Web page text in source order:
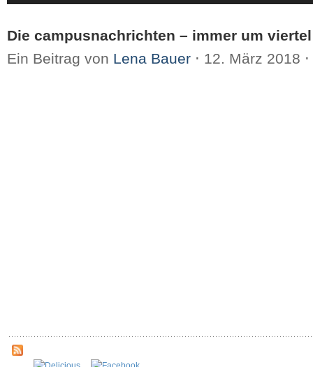
Die campusnachrichten – immer um
Ein Beitrag von Lena Bauer ⋅ 12. März 2018 ⋅